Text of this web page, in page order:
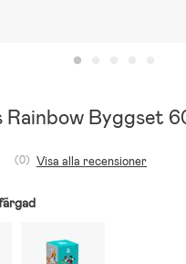
Rainbow Byggset
(0) Visa alla recensioner